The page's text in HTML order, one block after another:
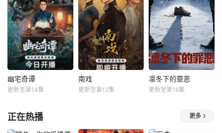
幽宅奇谭
更新至第14集
南戏
更新至第12集
凛冬下的罪恶
更新至第16集
正在热播 更多